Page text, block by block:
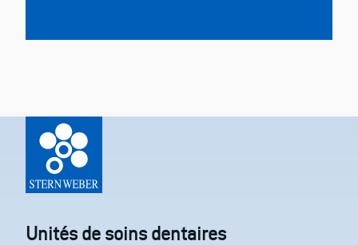
Unités de soins dentaires